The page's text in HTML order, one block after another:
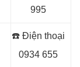
995
☎️ Điện thoại
0934 655